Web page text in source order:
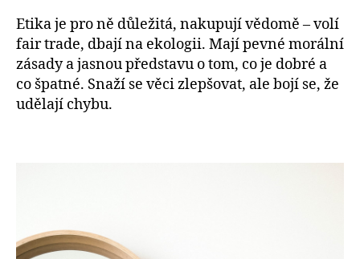
Etika je pro ně důležitá, nakupují vědomě – volí
fair trade, dbají na ekologii. Mají pevné morální
zásady a jasnou představu o tom, co je dobré a
co špatné. Snaží se věci zlepšovat, ale bojí se, že
udělají chybu.